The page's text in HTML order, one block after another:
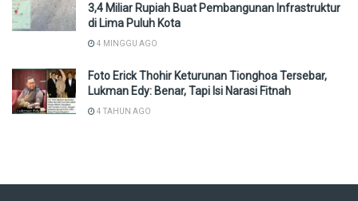
3,4 Miliar Rupiah Buat Pembangunan Infrastruktur
di Lima Puluh Kota
4 MINGGU AGO
Foto Erick Thohir Keturunan Tionghoa Tersebar,
Lukman Edy: Benar, Tapi Isi Narasi Fitnah
4 TAHUN AGO